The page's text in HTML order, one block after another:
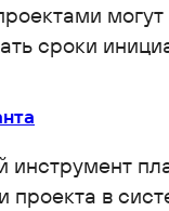
сроки
инструмент
проекта в